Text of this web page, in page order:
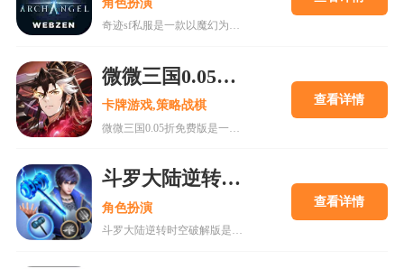
奇迹sf私服是一款以魔幻为背景的角色扮演游戏，玩法简单易上手，支持战场与野外挂机，玩家可自由走位、击杀对手获取装备。游戏拥有丰富的角色选择和多样化的战斗模式，如军团领地争夺和地下探险。同时，游戏画面精美，技能特效华丽，提供极致视觉体验。此外，免费转职、神装掉落及丰厚奖励机制，让玩家享受畅快游戏乐趣，是一款值得尝试的魔幻类手游。
微微三国0.05折免费版
卡牌游戏,策略战棋 查看详情
斗罗大陆逆转时空破解版
角色扮演
斗罗大陆逆转时空破解版是一款基于热门国漫IP改编的卡牌RPG手游，以其精美的3D建模和高度还原的原著剧情吸引了大量玩家。游戏以“时空逆转”为核心创意，允许玩家探索星斗大森林、杀戮之都等经典场景，体验唐三、小舞等角色的传奇故事。与官方版本不同，斗罗大陆逆转时空破解版通过数据修改提供了无限资源支持，包括钻石、魂晶等关键货币，以及内置菜单优化战斗效率，使玩家能够跳过繁琐的养成阶段，直接体验高燃战斗与顶级内容。这种版本虽降低了游戏门槛，但也可能影响长期游玩热情，更适合作为快速体验剧情和角色的辅助工具。游戏融合了策
查看详情